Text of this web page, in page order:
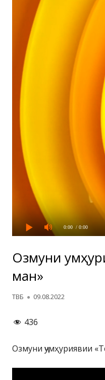
0:00 / 0:00
Озмуни
ман»
Автор
ТВБ Опубликовано
09.08.2022
436
Озмуни ҷумҳуриявии